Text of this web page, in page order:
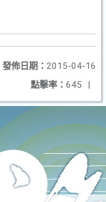
發佈日期： 2015-04-16
點擊率： 645 |